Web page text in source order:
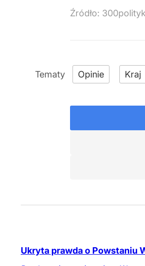
Źródło:
Opinie Kraj
Ukryta prawda o Powstaniu